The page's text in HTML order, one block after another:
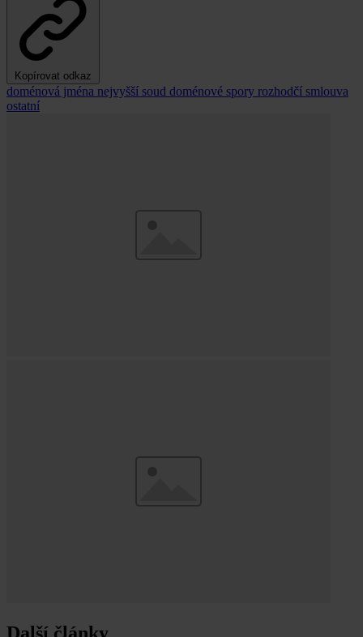
Kopírovat odkaz
doménová jména nejvyšší soud doménové spory rozhodčí smlouva
ostatní